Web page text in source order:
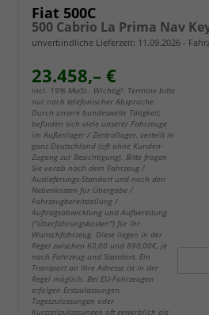
Fiat 500C
unverbindliche Lieferzeit: 11.09.2026
23.458,– €
incl. 19% MwSt.. Wichtig!: Termine bitte
nur nach telefonischer Absprache.
Durch unsere bundesweite Tätigkeit,
befinden sich viele unserer Fahrzeuge
im Außenlager / Zentrallager, verteilt in
ganz Deutschland (oft ohne Kunden-
Zugang zur Besichtigung). Bitte fragen
Sie vorab nach dem Fahrzeug /
Auslieferungs-Standort und nach den
Nebenkosten für Übergabe /
Fahrzeugbereitstellung /
Auftragsabwicklung und Aufbereitung
("Überführungskosten") für Ihr
Wunschfahrzeug. Diese liegen in der
Regel zwischen 60,00 und 890,00€, je
nach Fahrzeug und Standort. Ein
Transport an Ihre Adresse ist in der
Regel möglich. Bei EU-Fahrzeugen
erfolgen Erstzulassungen,
Tageszulassungen oder
Kurzzeitzulassungen oft gewerblich als